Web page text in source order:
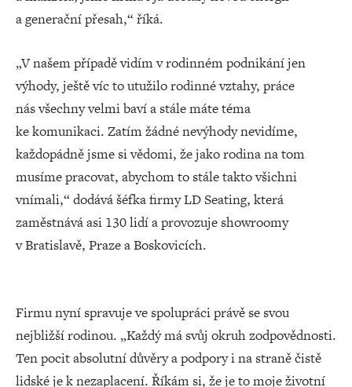
a generační přesah,“ říká.
„V našem případě vidím v rodinném podnikání jen
výhody, ještě víc to utužilo rodinné vztahy, práce
nás všechny velmi baví a stále máte téma
ke komunikaci. Zatím žádné nevýhody nevidíme,
každopádně jsme si vědomi, že jako rodina na tom
musíme pracovat, abychom to stále takto všichni
vnímali,“ dodává šéfka firmy LD Seating, která
zaměstnává asi 130 lidí a provozuje showroomy
v Bratislavě, Praze a Boskovicích.
Firmu nyní spravuje ve spolupráci právě se svou
nejbližší rodinou. „Každý má svůj okruh zodpovědnosti.
Ten pocit absolutní důvěry a podpory i na straně čistě
lidské je k nezaplacení. Říkám si, že je to moje životní